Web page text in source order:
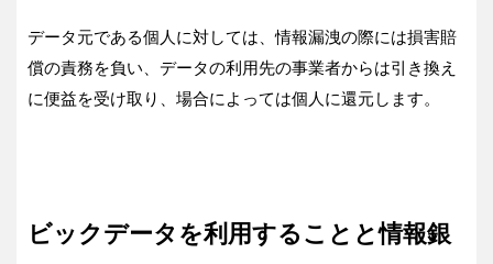
データ元である個人に対しては、情報漏洩の際には損害賠
償の責務を負い、データの利用先の事業者からは引き換え
に便益を受け取り、場合によっては個人に還元します。
ビックデータを利用することと情報銀